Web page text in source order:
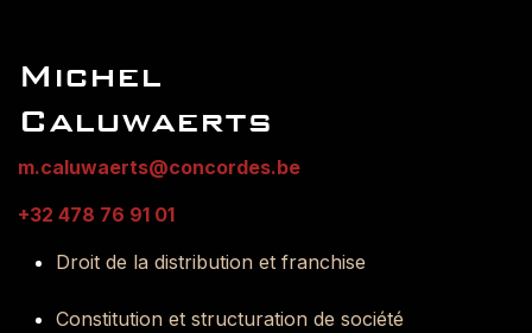
Michel
Caluwaerts
m.caluwaerts@concordes.be
+32 478 76 91 01
Droit de la distribution et franchise
Constitution et structuration de société